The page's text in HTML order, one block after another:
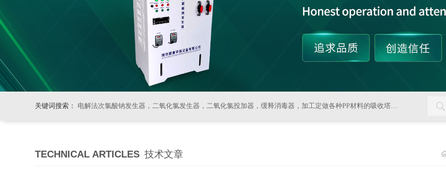
关键词搜索： 电解法次氯酸钠发生器，二氧化氯发生器，二氧化氯投加器，缓释消毒器，加工定做各种PP材料的吸收塔尾气处理，排风管道，PVC材料的杀菌，消毒等设备
TECHNICAL ARTICLES 技术文章